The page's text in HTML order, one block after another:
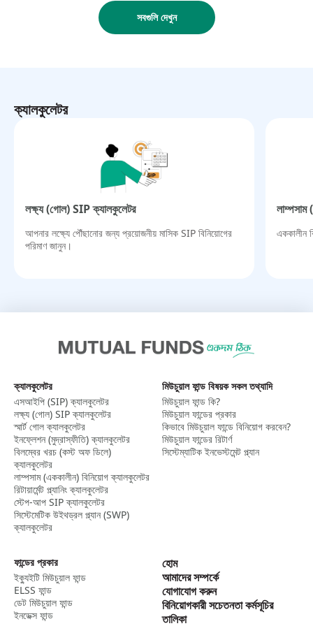
সবগুলি দেখুন
ক্যালকুলেটর
লক্ষ্য (গোল) SIP ক্যালকুলেটর​
আপনার লক্ষ্যে পৌঁছানোর জন্য প্রয়োজনীয় মাসিক SIP বিনিয়োগের
পরিমাণ জানুন।
লাম্পসাম
এককালীন
ক্যালকুলেটর
এসআইপি (SIP) ক্যালকুলেটর​
লক্ষ্য (গোল) SIP ক্যালকুলেটর​
স্মার্ট গোল ক্যালকুলেটর​
ইনফ্লেশন (মুদ্রাস্ফীতি) ক্যালকুলেটর​
বিলম্বের খরচ (কস্ট অফ ডিলে)
ক্যালকুলেটর
লাম্পসাম (এককালীন) বিনিয়োগ ক্যালকুলেটর​
রিটায়ার্মেন্ট প্ল্যানিং ক্যালকুলেটর
স্টেপ-আপ SIP ক্যালকুলেটর​
সিস্টেমেটিক উইথড্রল প্ল্যান (SWP)
ক্যালকুলেটর​
মিউচুয়াল ফান্ড বিষয়ক সকল তথ্যাদি
মিউচুয়াল ফান্ড কি?
মিউচুয়াল ফান্ডের প্রকার
কিভাবে মিউচুয়াল ফান্ডে বিনিয়োগ করবেন?
মিউচুয়াল ফান্ডের রিটার্ণ
সিস্টেম্যাটিক ইনভেস্টমেন্ট প্ল্যান
ফান্ডের প্রকার
ইক্যুইটি মিউচুয়াল ফান্ড
ELSS ফান্ড
ডেট মিউচুয়াল ফান্ড
ইনডেক্স ফান্ড
হোম
আমাদের সম্পর্কে
যোগাযোগ করুন
বিনিয়োগকারী সচেতনতা কর্মসূচির
তালিকা